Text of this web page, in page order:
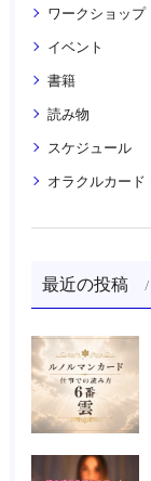
ワークショップ
イベント
書籍
読み物
スケジュール
オラクルカード
最近の投稿